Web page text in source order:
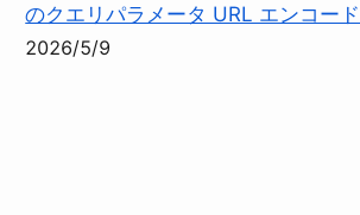
のクエリパラメータ URL エンコー
2026/5/9